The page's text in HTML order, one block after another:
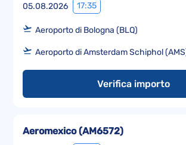
05.08.2026 17:35
Aeroporto di Bologna (BLQ)
Aeroporto di Amsterdam Schiphol
Verifica importo
Aeromexico(AM6572)